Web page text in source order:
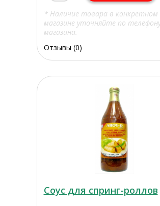
* Наличие товара в конкретном
магазине уточняйте по
магазина.
Отзывы (0)
Соус для спринг-роллов